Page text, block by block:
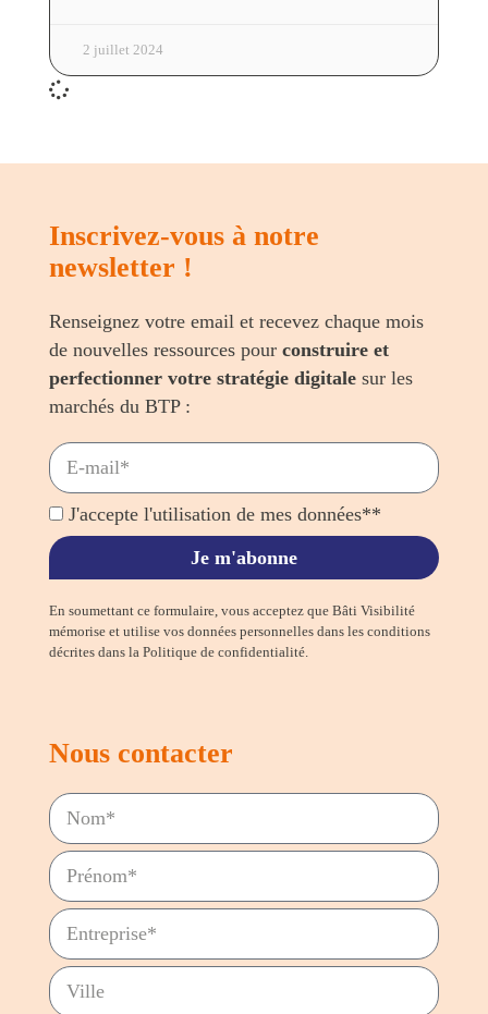
2 juillet 2024
Inscrivez-vous à notre
newsletter !
Renseignez votre email et recevez chaque mois
de nouvelles ressources pour construire et
perfectionner votre stratégie digitalesur les
marchés du BTP :
J'accepte l'utilisation de mes données**
Je m'abonne
En soumettant ce formulaire, vous acceptez que Bâti Visibilité
mémorise et utilise vos données personnelles dans les conditions
décrites dans la Politique de confidentialité.
Nous contacter